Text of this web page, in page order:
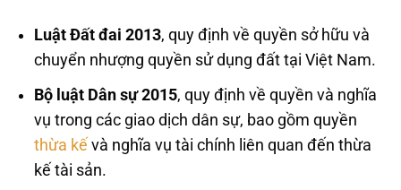
Luật Đất đai 2013, quy định về quyền sở hữu và
chuyển nhượng quyền sử dụng đất tại Việt Nam.
Bộ luật Dân sự 2015, quy định về quyền và nghĩa
vụ trong các giao dịch dân sự, bao gồm quyền
thừa kế và nghĩa vụ tài chính liên quan đến thừa
kế tài sản.